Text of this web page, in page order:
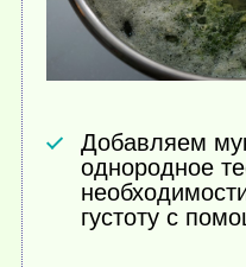
Добавляем
однородное
густоту с